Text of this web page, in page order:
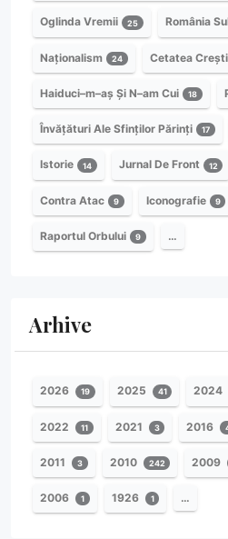
Oglinda Vremii 25 România
Naționalism 24 Cetatea
Haiduci–m–aș Și N–am Cui 18
Învățături Ale Sfinților Părinți 17
Istorie 14 Jurnal De Front 12
Contra Atac 9 Iconografie 9
Raportul Orbului 9 …
Arhive
2026 19 2025 41 2024
2022 11 2021 3 2016
2011 3 2010 242 2009
2006 1 1926 1 …